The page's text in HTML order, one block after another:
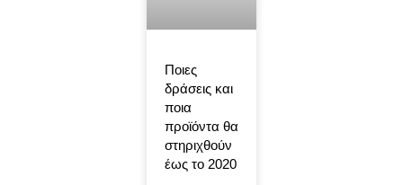
Ποιες
δράσεις και
ποια
προϊόντα θα
στηριχθούν
έως το 2020